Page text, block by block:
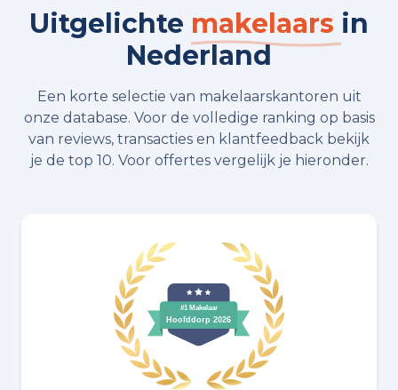
Uitgelichte makelaars in
Nederland
Een korte selectie van makelaarskantoren uit
onze database. Voor de volledige ranking op basis
van reviews, transacties en klantfeedback bekijk
je de top 10. Voor offertes vergelijk je hieronder.